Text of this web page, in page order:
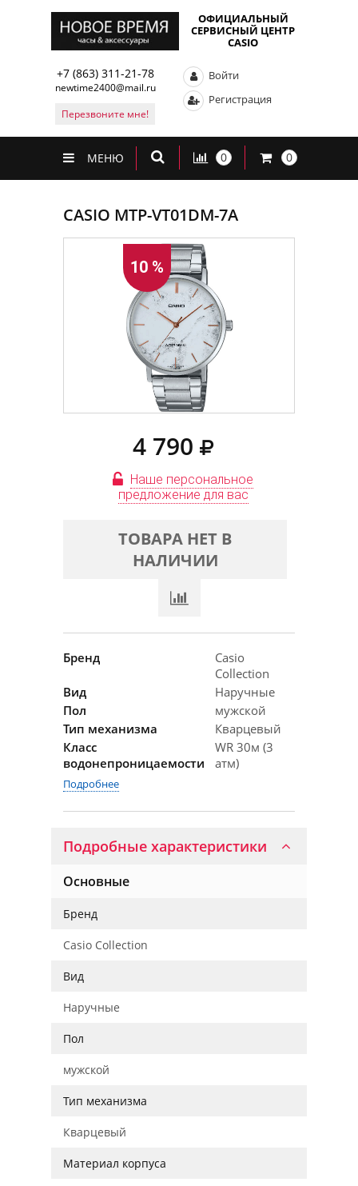
ОФИЦИАЛЬНЫЙ
СЕРВИСНЫЙ ЦЕНТР
CASIO
+7 (863) 311-21-78
newtime2400@mail.ru
Перезвоните мне!
Войти
Регистрация
МЕНЮ 0 0
CASIO MTP-VT01DM-7A
10 %
4 790
Наше персональное
предложение для вас
ТОВАРА НЕТ В
НАЛИЧИИ
Бренд
Casio
Collection
Вид
Наручные
Пол
мужской
Тип механизма
Кварцевый
Класс
водонепроницаемости
WR 30м (3
атм)
Подробнее
Подробные характеристики
Основные
Бренд
Casio Collection
Вид
Наручные
Пол
мужской
Тип механизма
Кварцевый
Материал корпуса